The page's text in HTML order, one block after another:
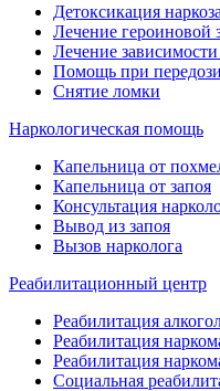
Детоксикация
Лечение героиновой
Лечение
Помощь при
Снятие ломки
Наркологическая помощь
Капельница от
Капельница от запоя
Консультация
Вывод из запоя
Вызов нарколога
Реабилитационный центр
Реабилитация
Реабилитация
Реабилитация
Социальная